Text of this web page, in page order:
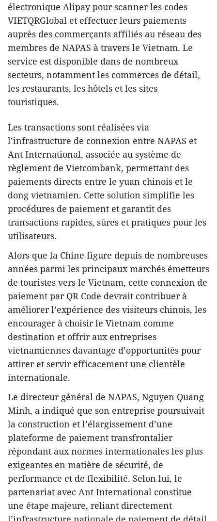
électronique Alipay pour scanner les codes
VIETQRGlobal et effectuer leurs paiements
auprès des commerçants affiliés au réseau des
membres de NAPAS à travers le Vietnam. Le
service est disponible dans de nombreux
secteurs, notamment les commerces de détail,
les restaurants, les hôtels et les sites
touristiques.
Les transactions sont réalisées via
l’infrastructure de connexion entre NAPAS et
Ant International, associée au système de
règlement de Vietcombank, permettant des
paiements directs entre le yuan chinois et le
dong vietnamien. Cette solution simplifie les
procédures de paiement et garantit des
transactions rapides, sûres et pratiques pour les
utilisateurs.
Alors que la Chine figure depuis de nombreuses
années parmi les principaux marchés émetteurs
de touristes vers le Vietnam, cette connexion de
paiement par QR Code devrait contribuer à
améliorer l’expérience des visiteurs chinois, les
encourager à choisir le Vietnam comme
destination et offrir aux entreprises
vietnamiennes davantage d’opportunités pour
attirer et servir efficacement une clientèle
internationale.
Le directeur général de NAPAS, Nguyen Quang
Minh, a indiqué que son entreprise poursuivait
la construction et l’élargissement d’une
plateforme de paiement transfrontalier
répondant aux normes internationales les plus
exigeantes en matière de sécurité, de
performance et de flexibilité. Selon lui, le
partenariat avec Ant International constitue
une étape majeure, reliant directement